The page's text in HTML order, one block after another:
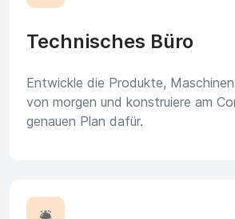
Technisches Büro
Entwickle die Produkte,
von morgen und konstruiere am
genauen Plan dafür.